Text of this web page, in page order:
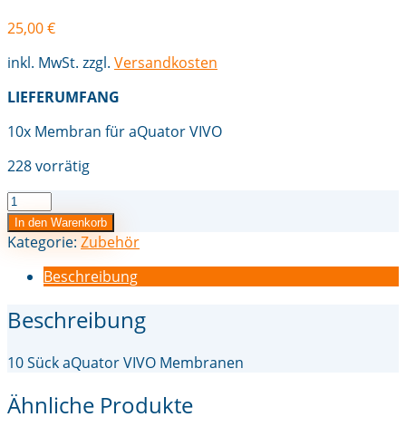
25,00€
inkl. MwSt. zzgl. Versandkosten
LIEFERUMFANG
10x Membran für aQuator VIVO
228 vorrätig
aQuator
VIVO
Membran
Stück
In den Warenkorb
Kategorie: Zubehör
Beschreibung
Beschreibung
10 Sück aQuator VIVO Membranen
Ähnliche Produkte